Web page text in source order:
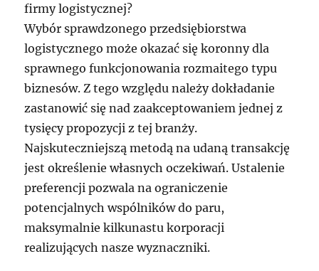
firmy logistycznej?
Wybór sprawdzonego przedsiębiorstwa
logistycznego może okazać się koronny dla
sprawnego funkcjonowania rozmaitego typu
biznesów. Z tego względu należy dokładanie
zastanowić się nad zaakceptowaniem jednej z
tysięcy propozycji z tej branży.
Najskuteczniejszą metodą na udaną transakcję
jest określenie własnych oczekiwań. Ustalenie
preferencji pozwala na ograniczenie
potencjalnych wspólników do paru,
maksymalnie kilkunastu korporacji
realizujących nasze wyznaczniki.